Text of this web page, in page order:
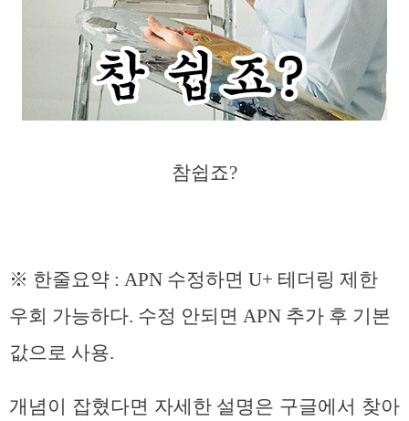
참쉽죠?
※ 한줄요약 : APN 수정하면 U+ 테더링 제한
우회 가능하다. 수정 안되면 APN 추가 후 기본
값으로 사용.
개념이 잡혔다면 자세한 설명은 구글에서 찾아